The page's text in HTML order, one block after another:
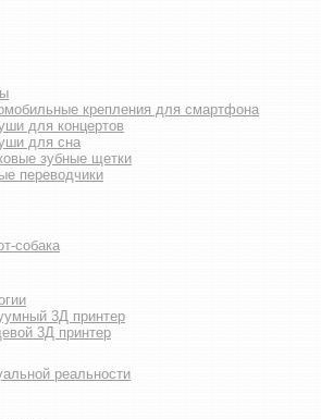
крепления для смартфона
для концертов
для сна
зубные щетки
переводчики
собака
3Д принтер
3Д принтер
реальности